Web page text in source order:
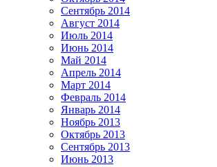
Сентябрь 2014
Август 2014
Июль 2014
Июнь 2014
Май 2014
Апрель 2014
Март 2014
Февраль 2014
Январь 2014
Ноябрь 2013
Октябрь 2013
Сентябрь 2013
Июнь 2013